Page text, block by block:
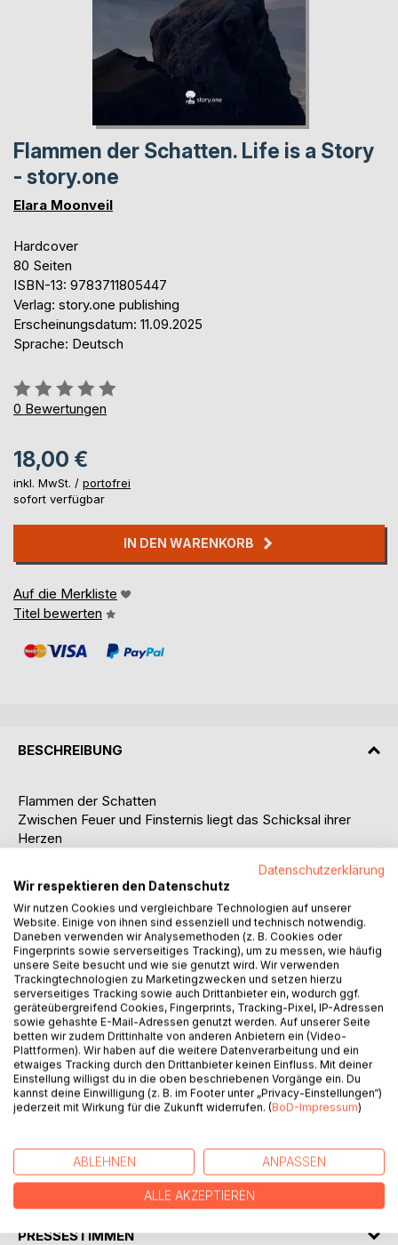
Flammen der Schatten. Life is a Story
- story.one
Elara Moonveil
Hardcover
80 Seiten
ISBN-13: 9783711805447
Verlag: story.one publishing
Erscheinungsdatum: 11.09.2025
Sprache: Deutsch
Bewertung::
0%
0 Bewertungen
18,00 €
inkl. MwSt. / portofrei
sofort verfügbar
IN DEN WARENKORB
Auf die Merkliste
Titel bewerten
BESCHREIBUNG
Flammen der Schatten
Zwischen Feuer und Finsternis liegt das Schicksal ihrer
Herzen
Zephan ist der Thronerbe der düsteren Ashari einer uralten
Rasse, die einst als Dämonen bekannt war. Mächtig,
gefährlich und zum Herrschen geboren, soll er das Erbe
seines grausamen Vaters antreten. Doch als er die
sterbliche Selara rettet, spürt er etwas, das ihn aus dem
Gleichgewicht bringt: eine brennende Anziehung, die er
sich nicht erklären kann.
Als ihre wahre Kraft erwacht, steht mehr auf dem Spiel als
nur ihr Leben denn die Liebe zwischen Licht und Schatten
ist im Reich der Ashari streng verboten.
Und Zephans Vater wird alles tun, um sie zu zerstören.
Dunkel. Leidenschaftlich. Gefährlich.
Eine Dark Romance voller Macht, Sehnsucht und
AUTOR/IN
PRESSESTIMMEN
Datenschutzerklärung
Wir respektieren den Datenschutz
Wir nutzen Cookies und vergleichbare Technologien auf unserer
Website. Einige von ihnen sind essenziell und technisch notwendig.
Daneben verwenden wir Analysemethoden (z. B. Cookies oder
Fingerprints sowie serverseitiges Tracking), um zu messen, wie häufig
unsere Seite besucht und wie sie genutzt wird. Wir verwenden
Trackingtechnologien zu Marketingzwecken und setzen hierzu
serverseitiges Tracking sowie auch Drittanbieter ein, wodurch ggf.
geräteübergreifend Cookies, Fingerprints, Tracking-Pixel, IP-Adressen
sowie gehashte E-Mail-Adressen genutzt werden. Auf unserer Seite
betten wir zudem Drittinhalte von anderen Anbietern ein (Video-
Plattformen). Wir haben auf die weitere Datenverarbeitung und ein
etwaiges Tracking durch den Drittanbieter keinen Einfluss. Mit deiner
Einstellung willigst du in die oben beschriebenen Vorgänge ein. Du
kannst deine Einwilligung (z. B. im Footer unter „Privacy-Einstellungen“)
jederzeit mit Wirkung für die Zukunft widerrufen. (BoD-Impressum)
ABLEHNEN ANPASSEN
ALLE AKZEPTIEREN